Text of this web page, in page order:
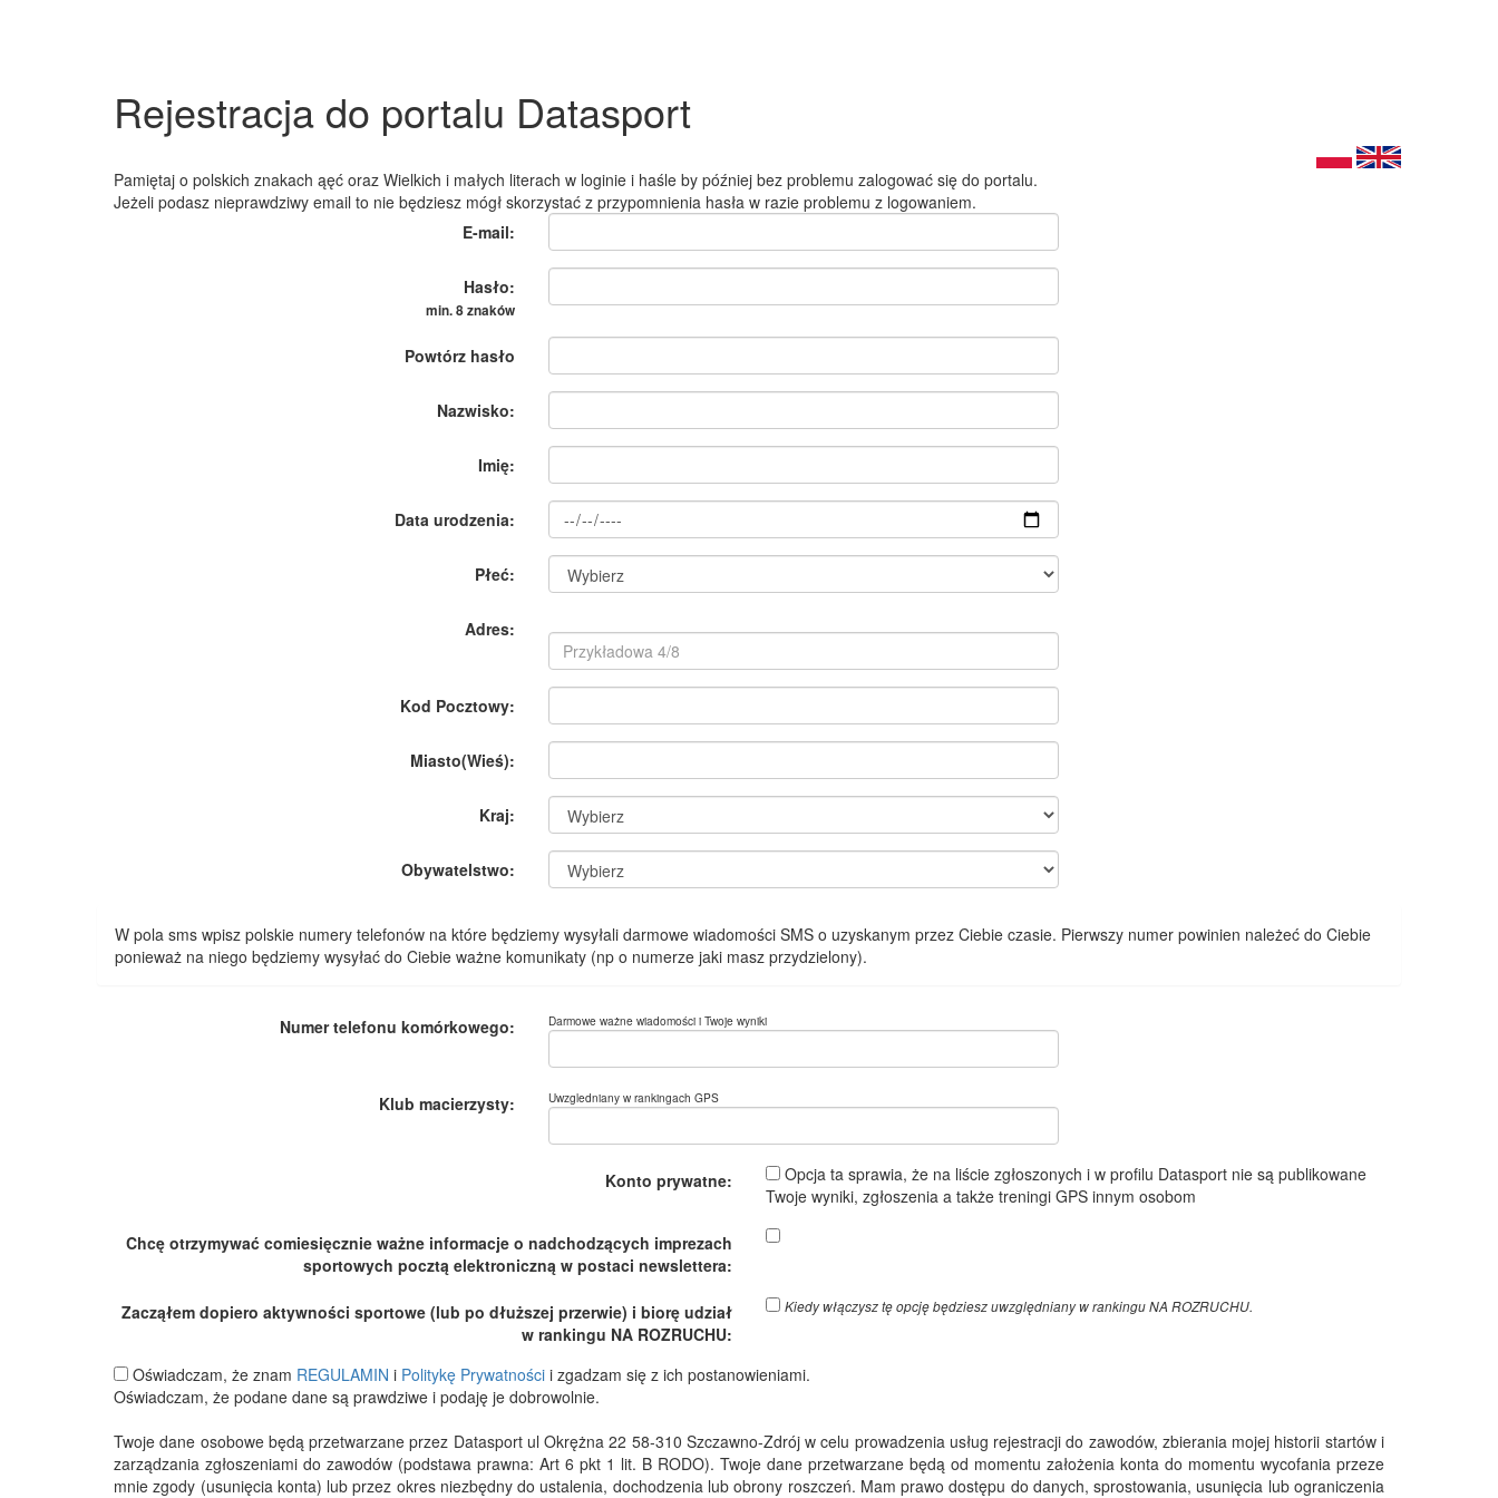
Rejestracja do portalu Datasport
Pamiętaj o polskich znakach ąęć oraz Wielkich i małych literach w loginie i haśle by później bez problemu zalogować się do portalu.
Jeżeli podasz nieprawdziwy email to nie będziesz mógł skorzystać z przypomnienia hasła w razie problemu z logowaniem.
E-mail:
Hasło:
min. 8 znaków
Powtórz hasło
Nazwisko:
Imię:
Data urodzenia:
Płeć:
Adres:
Kod Pocztowy:
Miasto(Wieś):
Kraj:
Obywatelstwo:
W pola sms wpisz polskie numery telefonów na które będziemy wysyłali darmowe wiadomości SMS o uzyskanym przez Ciebie czasie. Pierwszy numer powinien należeć do Ciebie
ponieważ na niego będziemy wysyłać do Ciebie ważne komunikaty (np o numerze jaki masz przydzielony).
Numer telefonu komórkowego: Darmowe ważne wiadomości i Twoje wyniki
Klub macierzysty: Uwzgledniany w rankingach GPS
Konto prywatne:
Opcja ta sprawia, że na liście zgłoszonych i w profilu Datasport nie są publikowane
Twoje wyniki, zgłoszenia a także treningi GPS innym osobom
Chcę otrzymywać comiesięcznie ważne informacje o nadchodzących imprezach
sportowych pocztą elektroniczną w postaci newslettera:
Zacząłem dopiero aktywności sportowe (lub po dłuższej przerwie) i biorę udział
w rankingu NA ROZRUCHU:
Kiedy włączysz tę opcję będziesz uwzględniany w rankingu NA ROZRUCHU.
Oświadczam, że znam REGULAMIN i Politykę Prywatności i zgadzam się z ich postanowieniami.
Oświadczam, że podane dane są prawdziwe i podaję je dobrowolnie.
Twoje dane osobowe będą przetwarzane przez Datasport ul Okrężna 22 58-310 Szczawno-Zdrój w celu prowadzenia usług rejestracji do zawodów, zbierania mojej historii startów i
zarządzania zgłoszeniami do zawodów (podstawa prawna: Art 6 pkt 1 lit. B RODO). Twoje dane przetwarzane będą od momentu założenia konta do momentu wycofania przeze
mnie zgody (usunięcia konta) lub przez okres niezbędny do ustalenia, dochodzenia lub obrony roszczeń. Mam prawo dostępu do danych, sprostowania, usunięcia lub ograniczenia